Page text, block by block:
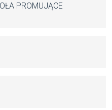
PROMUJĄCE